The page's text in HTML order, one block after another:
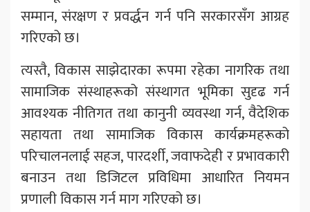
सम्मान, संरक्षण र प्रवर्द्धन गर्न पनि सरकारसँग आग्रह
गरिएको छ।
त्यस्तै, विकास साझेदारका रूपमा रहेका नागरिक तथा
सामाजिक संस्थाहरूको संस्थागत भूमिका सुदृढ गर्न
आवश्यक नीतिगत तथा कानुनी व्यवस्था गर्न, वैदेशिक
सहायता तथा सामाजिक विकास कार्यक्रमहरूको
परिचालनलाई सहज, पारदर्शी, जवाफदेही र प्रभावकारी
बनाउन तथा डिजिटल प्रविधिमा आधारित नियमन
प्रणाली विकास गर्न माग गरिएको छ।